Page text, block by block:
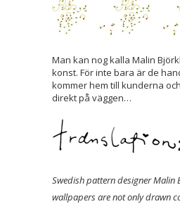
Man kan nog kalla Malin
konst. För inte bara är de
kommer hem till kunderna
direkt på väggen…
Swedish pattern designer Malin
wallpapers are not only drawn